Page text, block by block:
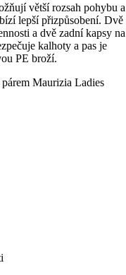
větší rozsah pohybu a
lepší přizpůsobení. Dvě
a dvě zadní kapsy na
kalhoty a pas je
PE broží.
Maurizia Ladies